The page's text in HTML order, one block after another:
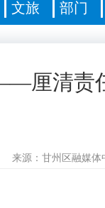
文旅 部门
厘清责
来源：甘州区融媒体